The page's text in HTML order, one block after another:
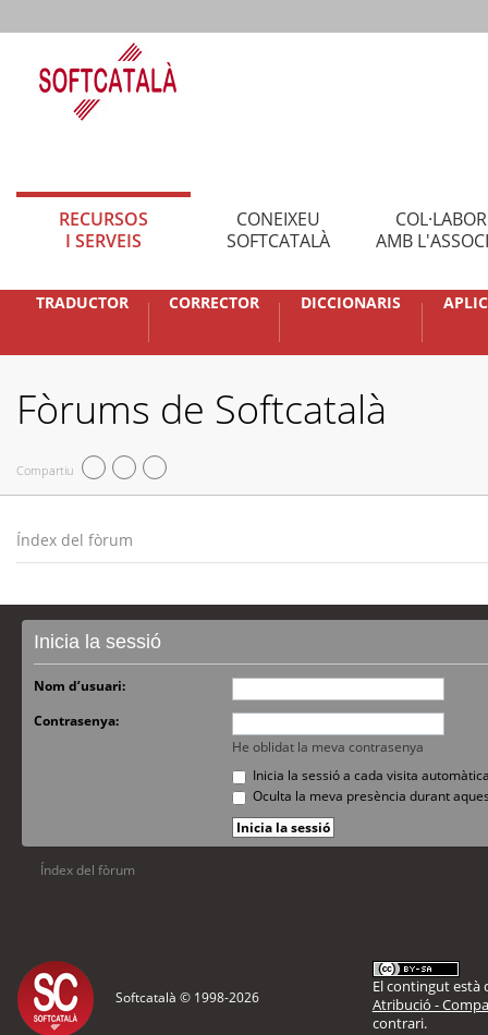
RECURSOS
I SERVEIS
CONEIXEU
SOFTCATALÀ
AMB
TRADUCTOR CORRECTOR DICCIONARIS
Fòrums de Softcatalà
Compartiu
Índex del fòrum
Inicia la sessió
Nom d’usuari:
Contrasenya:
He oblidat la meva contrasenya
Inicia la sessió a cada visita
Oculta la meva presència durant
Índex del fòrum
Softcatalà © 1998-2026
El contingut està
Atribució -
contrari.